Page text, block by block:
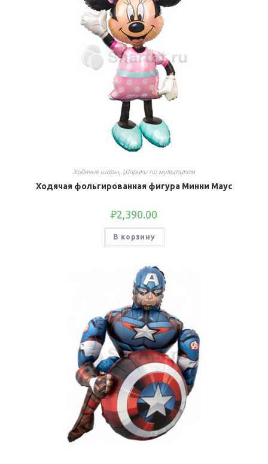
Ходячие шары Шарики по мультикам
Ходячая фольгированная фигура Минни Маус
₽2,390.00
В корзину